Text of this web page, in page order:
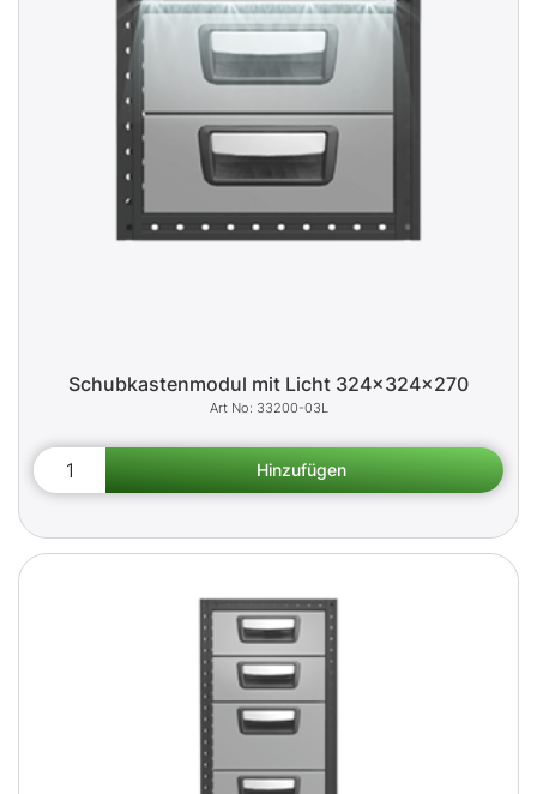
Schubkastenmodul mit Licht 324x324x270
33200-03L